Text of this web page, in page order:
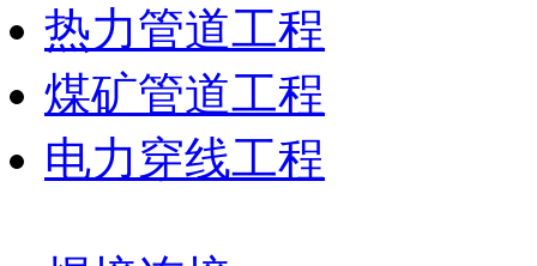
热力管道工程
煤矿管道工程
电力穿线工程